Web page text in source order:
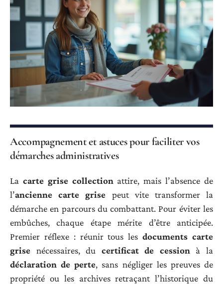
Accompagnement et astuces pour faciliter vos
démarches administratives
La carte grise collection attire, mais l’absence de
l’ancienne carte grise peut vite transformer la
démarche en parcours du combattant. Pour éviter les
embûches, chaque étape mérite d’être anticipée.
Premier réflexe : réunir tous lesdocuments carte
grise nécessaires, du certificat de cession à la
déclaration de perte, sans négliger les preuves de
propriété ou les archives retraçant l’historique du